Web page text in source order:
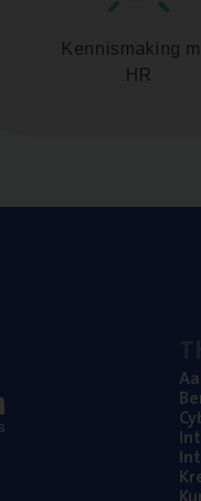
Kennismaking
HR